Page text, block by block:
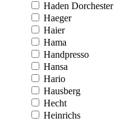
Haden Dorchester
Haeger
Haier
Hama
Handpresso
Hansa
Hario
Hausberg
Hecht
Heinrichs